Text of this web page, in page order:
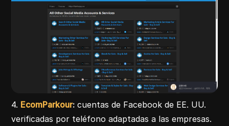
4. EcomParkour: cuentas de Facebook de EE. UU.
verificadas por teléfono adaptadas a las empresas.